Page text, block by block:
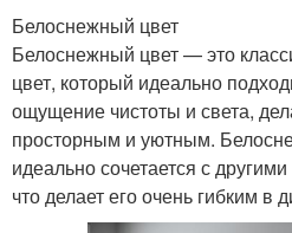
Белоснежный цвет
Белоснежный цвет — это
цвет, который идеально
ощущение чистоты и света,
просторным и уютным.
идеально сочетается с
что делает его очень гибким в